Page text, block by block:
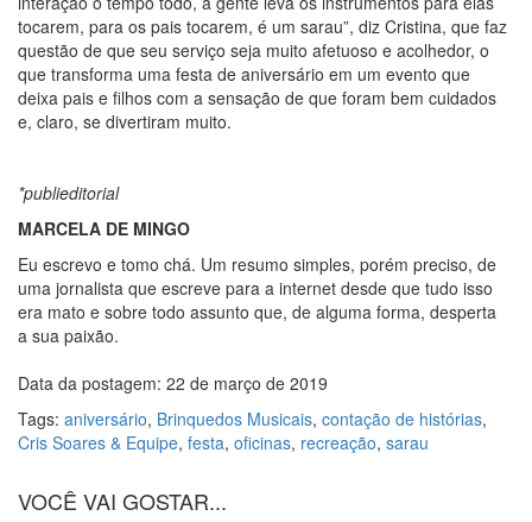
tocarem, para os pais tocarem, é um sarau”, diz Cristina, que faz
questão de que seu serviço seja muito afetuoso e acolhedor, o
que transforma uma festa de aniversário em um evento que
deixa pais e filhos com a sensação de que foram bem cuidados
e, claro, se divertiram muito.
*publieditorial
MARCELA DE MINGO
Eu escrevo e tomo chá. Um resumo simples, porém preciso, de
uma jornalista que escreve para a internet desde que tudo isso
era mato e sobre todo assunto que, de alguma forma, desperta
a sua paixão.
Data da postagem: 22 de março de 2019
Tags: aniversário, Brinquedos Musicais, contação de histórias,
Cris Soares & Equipe, festa, oficinas, recreação, sarau
VOCÊ VAI GOSTAR...